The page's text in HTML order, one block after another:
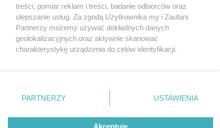
Nie zapomnij
zapoznać się z:
polityką prywatności regulamin korzystania z portali
Twojemiasto
Piekary Śląskie
Chorzów
Tarnowskie Góry
Gliwice
Skontakuj sięz nami
Kontakt
Wydawca
Redakcja
treści, pomiar reklam i treści, badanie odbiorców oraz
ulepszanie usług. Za zgodą Użytkownika my i Zaufani
Partnerzy możemy używać dokładnych danych
geolokalizacyjnych oraz aktywnie skanować
charakterystykę urządzenia do celów identyfikacji.
zmienić/wycofać klikając przycisk ustawień prywatności
znajdujący się w lewym dolnym rogu strony
rodzaje przetwarzania danych nie wymagają zgody
użytkownika, ale masz prawo sprzeciwić się takiemu
PARTNERZY USTAWIENIA
Akceptuję